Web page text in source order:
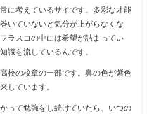
に考えているサイです。多彩な才能
いていないと気分が上がらなくな
ラスコの中には希望が詰まってい
識を流しているんです。
校の校章の一部です。鼻の色が紫色
しています。
って勉強をし続けていたら、いつの